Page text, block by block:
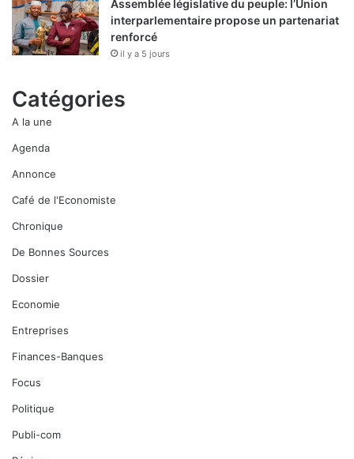
Assemblée législative du peuple: l’Union
interparlementaire propose un partenariat
renforcé
il y a 5 jours
Catégories
A la une
Agenda
Annonce
Café de l'Economiste
Chronique
De Bonnes Sources
Dossier
Economie
Entreprises
Finances-Banques
Focus
Politique
Publi-com